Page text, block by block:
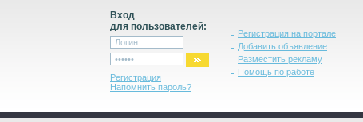
Вход
для пользователей:
Регистрация
Напомнить пароль?
Регистрация на портале
Добавить объявление
Разместить рекламу
Помощь по работе